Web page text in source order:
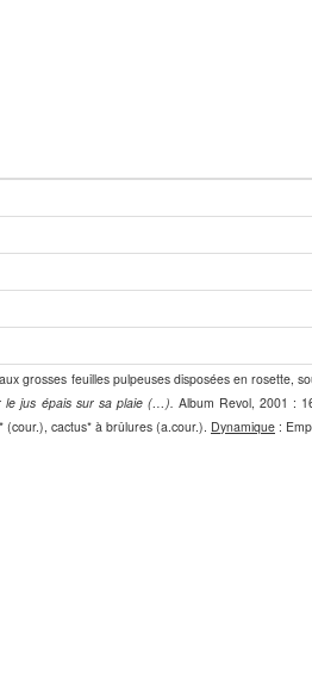
grosses feuilles pulpeuses disposées en rosette,
le jus épais sur sa plaie (…). Album Revol, 2001 :
(cour.), cactus* à brûlures (a.cour.). Dynamique :